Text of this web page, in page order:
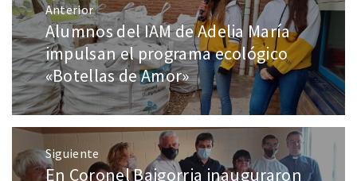
Anterior
Alumnos del IAM de Adelia María
impulsan el programa ecológico
«Botellas de Amor»
Siguiente
En Coronel Baigorria inauguraron